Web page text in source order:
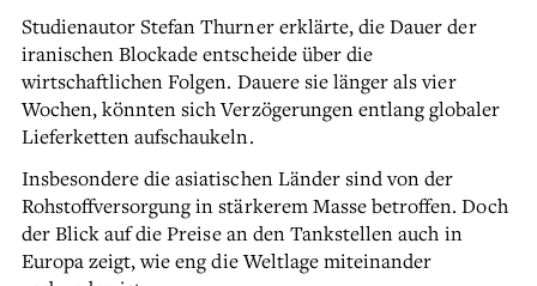
Studienautor Stefan Thurner erklärte, die Dauer der
iranischen Blockade entscheide über die
wirtschaftlichen Folgen. Dauere sie länger als vier
Wochen, könnten sich Verzögerungen entlang globaler
Lieferketten aufschaukeln.
Insbesondere die asiatischen Länder sind von der
Rohstoffversorgung in stärkerem Masse betroffen. Doch
der Blick auf die Preise an den Tankstellen auch in
Europa zeigt, wie eng die Weltlage miteinander